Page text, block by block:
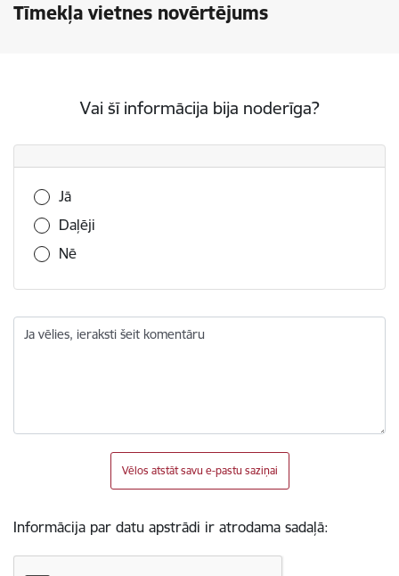
Tīmekļa vietnes novērtējums
Vai šī informācija bija noderīga?
Vai šī informācija bija noderīga?
Jā
Daļēji
Nē
Ja vēlies, ieraksti šeit komentāru
Vēlos atstāt savu e-pastu saziņai
Informācija par datu apstrādi ir atrodama sadaļā: